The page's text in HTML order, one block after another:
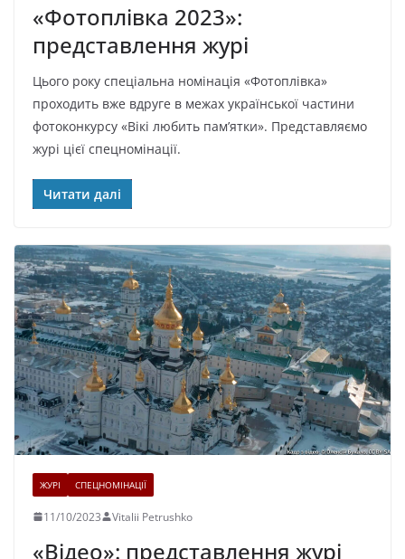
«Фотоплівка 2023»:
представлення журі
Цього року спеціальна номінація «Фотоплівка»
проходить вже вдруге в межах української частини
фотоконкурсу «Вікі любить пам’ятки». Представляємо
журі цієї спецномінації.
Читати далі
ЖУРІ СПЕЦНОМІНАЦІЇ
11/10/2023 Vitalii Petrushko
«Відео»: представлення журі